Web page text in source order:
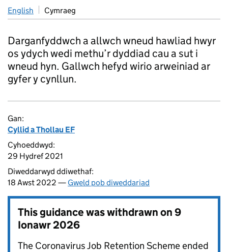
English Cymraeg
Darganfyddwch a allwch wneud hawliad hwyr
os ydych wedi methu’r dyddiad cau a sut i
wneud hyn. Gallwch hefyd wirio arweiniad ar
gyfer y cynllun.
Gan:
Cyllid a Thollau EF
Cyhoeddwyd:
29 Hydref 2021
Diweddarwyd ddiwethaf:
18 Awst 2022 — Gweld pob diweddariad
This guidance was withdrawn on9
Ionawr 2026
The Coronavirus Job Retention Scheme ended